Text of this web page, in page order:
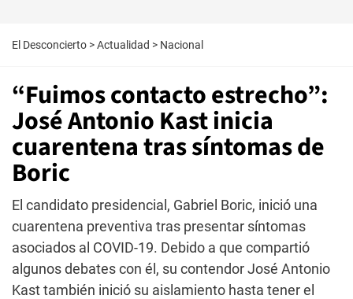
El Desconcierto >Actualidad > Nacional
“Fuimos contacto estrecho”:
José Antonio Kast inicia
cuarentena tras síntomas de
Boric
El candidato presidencial, Gabriel Boric, inició una
cuarentena preventiva tras presentar síntomas
asociados al COVID-19. Debido a que compartió
algunos debates con él, su contendor José Antonio
Kast también inició su aislamiento hasta tener el